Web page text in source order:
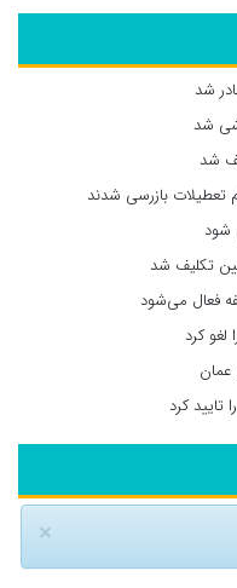
شد
شد
تعطیلات بازرسی شدند
شود
تکلیف شد
فعال می‌شود
کرد
عمان
تایید کرد
×